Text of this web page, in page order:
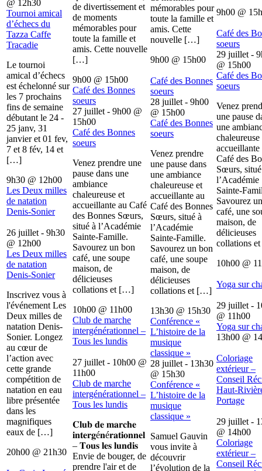
@ 12h30
Tournoi amical
d’échecs du
Tazza Caffe
Tracadie
Le tournoi
amical d’échecs
est échelonné sur
les 7 prochains
fins de semaine
débutant le 24 -
25 janv, 31
janvier et 01 fev,
7 et 8 fév, 14 et
[…]
9h30 @ 12h00
Les Deux milles
de natation
Denis-Sonier
26 juillet - 9h30
@ 12h00
Les Deux milles
de natation
Denis-Sonier
Inscrivez vous à
l'événement Les
Deux milles de
natation Denis-
Sonier. Longez
au cœur de
l’action avec
cette grande
compétition de
natation en eau
libre présentée
dans les
magnifiques
eaux de […]
20h00 @ 21h30
de divertissement et
de moments
mémorables pour
toute la famille et
amis. Cette nouvelle
[…]
9h00 @ 15h00
Café des Bonnes
soeurs
27 juillet - 9h00 @
15h00
Café des Bonnes
soeurs
Venez prendre une
pause dans une
ambiance
chaleureuse et
accueillante au Café
des Bonnes Sœurs,
situé à l’Académie
Sainte-Famille.
Savourez un bon
café, une soupe
maison, de
délicieuses
collations et […]
10h00 @ 11h00
Club de marche
intergénérationnel –
Tous les lundis
27 juillet - 10h00 @
11h00
Club de marche
intergénérationnel –
Tous les lundis
𝐂𝐥𝐮𝐛 𝐝𝐞 𝐦𝐚𝐫𝐜𝐡𝐞
𝐢𝐧𝐭𝐞𝐫𝐠é𝐧é𝐫𝐚𝐭𝐢𝐨𝐧𝐧𝐞𝐥
– 𝐓𝐨𝐮𝐬 𝐥𝐞𝐬 𝐥𝐮𝐧𝐝𝐢𝐬
Envie de bouger, de
prendre l'air et de
mémorables pour
toute la famille et
amis. Cette
nouvelle […]
9h00 @ 15h00
Café des Bonnes
soeurs
28 juillet - 9h00
@ 15h00
Café des Bonnes
soeurs
Venez prendre
une pause dans
une ambiance
chaleureuse et
accueillante au
Café des Bonnes
Sœurs, situé à
l’Académie
Sainte-Famille.
Savourez un bon
café, une soupe
maison, de
délicieuses
collations et […]
13h30 @ 15h30
Conférence «
L’histoire de la
musique
classique »
28 juillet - 13h30
@ 15h30
Conférence «
L’histoire de la
musique
classique »
Samuel Gauvin
vous invite à
découvrir
l’évolution de la
9h00 @
Café des
soeurs
29 juillet -
@ 15h00
Café des
soeurs
Venez
une pause
une
chaleureuse
accueillante
Café des
Sœurs,
l’Académie
Sainte-
Savourez
café, une
maison, de
délicieuses
collations
10h00 @
Yoga sur
29 juillet -
@ 11h00
Yoga sur
13h00 @
Coloriage
extérieur –
Conseil
Haut-
Portage
29 juillet -
@ 14h00
Coloriage
extérieur –
Conseil